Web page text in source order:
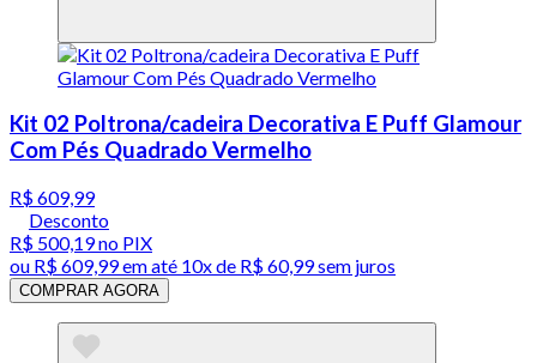
Kit 02 Poltrona/cadeira Decorativa E Puff Glamour
Com Pés Quadrado Vermelho
R$ 609,99
Desconto
R$ 500,19no PIX
ou R$ 609,99em até 10x de R$ 60,99 sem juros
COMPRAR AGORA